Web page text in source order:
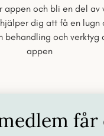
appen och bli en del av
dig att få en lugn
behandling och verktyg
appen
får